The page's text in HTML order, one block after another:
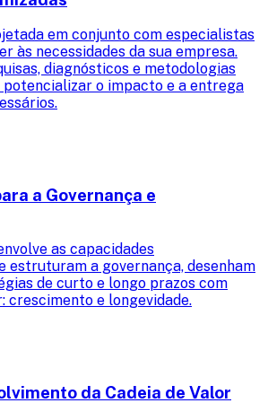
em conjunto com especialistas
às necessidades da sua empresa.
diagnósticos e metodologias
o impacto e a entrega
a Governança e
as capacidades
estruturam a governança, desenham
de curto e longo prazos com
crescimento e longevidade.
da Cadeia de Valor